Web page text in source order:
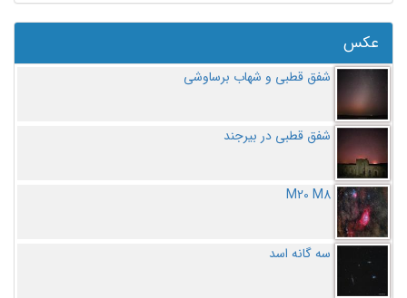
عکس
شفق قطبی و شهاب برساوشی
شفق قطبی در بیرجند
M20 M8
سه گانه اسد